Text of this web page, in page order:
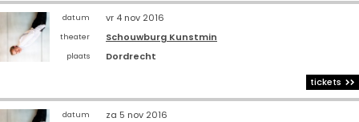
datum vr 4 nov 2016
theater Schouwburg Kunstmin
plaats
Dordrecht
tickets
datum za 5 nov 2016